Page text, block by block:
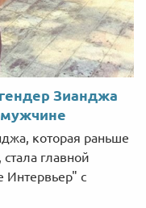
Зианджа
мужчине
которая раньше
главной
Интервьер" с